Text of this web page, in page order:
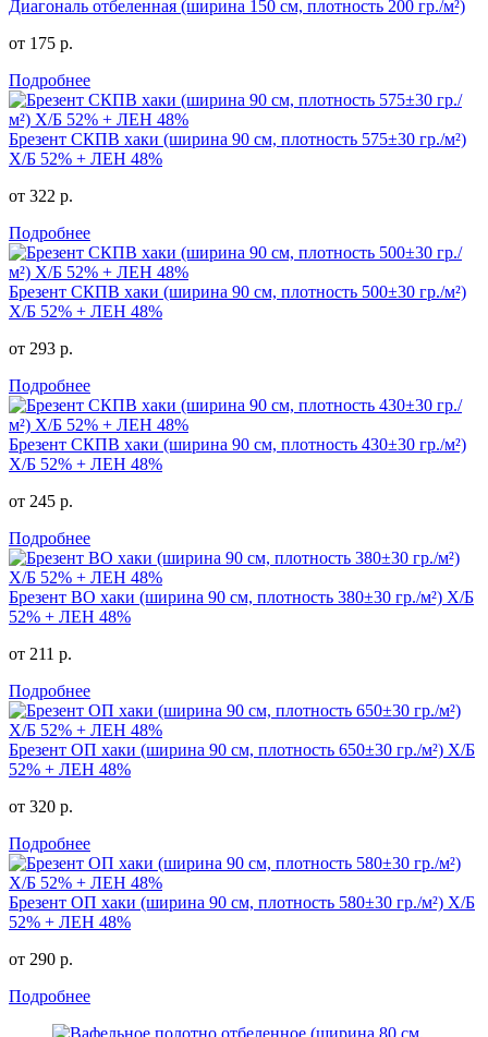
Диагональ отбеленная (ширина 150 см, плотность 200 гр./м²)
от 175 р.
Подробнее
Брезент СКПВ хаки (ширина 90 см, плотность 575±30 гр./м²)
Х/Б 52% + ЛЕН 48%
от 322 р.
Подробнее
Брезент СКПВ хаки (ширина 90 см, плотность 500±30 гр./м²)
Х/Б 52% + ЛЕН 48%
от 293 р.
Подробнее
Брезент СКПВ хаки (ширина 90 см, плотность 430±30 гр./м²)
Х/Б 52% + ЛЕН 48%
от 245 р.
Подробнее
Брезент ВО хаки (ширина 90 см, плотность 380±30 гр./м²) Х/Б
52% + ЛЕН 48%
от 211 р.
Подробнее
Брезент ОП хаки (ширина 90 см, плотность 650±30 гр./м²) Х/Б
52% + ЛЕН 48%
от 320 р.
Подробнее
Брезент ОП хаки (ширина 90 см, плотность 580±30 гр./м²) Х/Б
52% + ЛЕН 48%
от 290 р.
Подробнее